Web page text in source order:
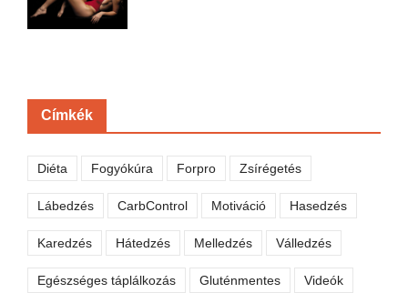
Címkék
Diéta Fogyókúra Forpro Zsírégetés
Lábedzés CarbControl Motiváció Hasedzés
Karedzés Hátedzés Melledzés Válledzés
Egészséges táplálkozás Gluténmentes Videók